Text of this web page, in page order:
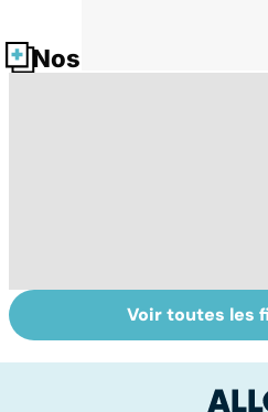
Nos fiches santé
Soins dentaires :
on n'arrête pas le
Voir toutes les